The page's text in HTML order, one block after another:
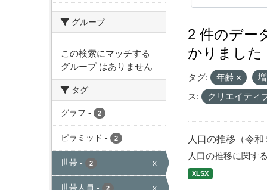
グループ
この検索にマッチする
グループ はありません
タグ
グラフ - 2
ピラミッド - 2
世帯 - 2 x
世帯人員 - 2 x
2 件のデー
かりました
タグ: 年齢
ス:
クリエイティ
人口の推移（令和
人口の推移に関す
XLSX